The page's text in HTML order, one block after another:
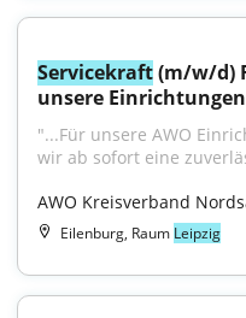
Servicekraft (m/w/d)
unsere
"...Für unsere AWO
wir ab sofort eine
AWO Kreisverband
Eilenburg, Raum Leipzig